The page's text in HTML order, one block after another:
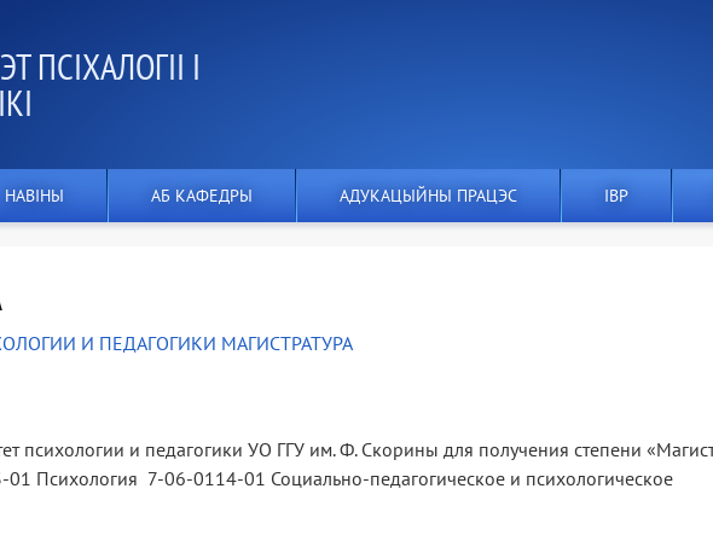
ПСІХАЛОГІІ І
НАВІНЫ АБ КАФЕДРЫ АДУКАЦЫЙНЫ ПРАЦЭС IВР
И ПЕДАГОГИКИ МАГИСТРАТУРА
психологии и педагогики УО ГГУ им. Ф. Скорины для получения степени
Психология 7-06-0114-01 Социально-педагогическое и психологическое